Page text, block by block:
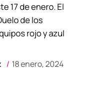
18 enero, 2024
17 de enero. El
de los
rojo y azul